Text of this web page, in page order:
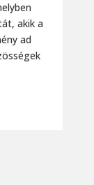
akik a
ad